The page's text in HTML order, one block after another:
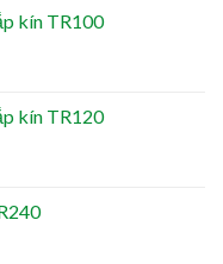
kín TR100
kín TR120